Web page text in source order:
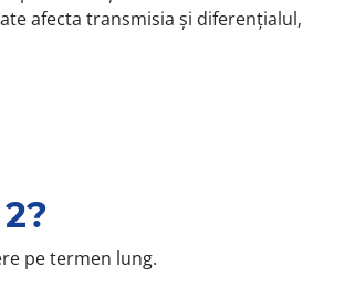
afecta transmisia și diferențialul,
pe termen lung.